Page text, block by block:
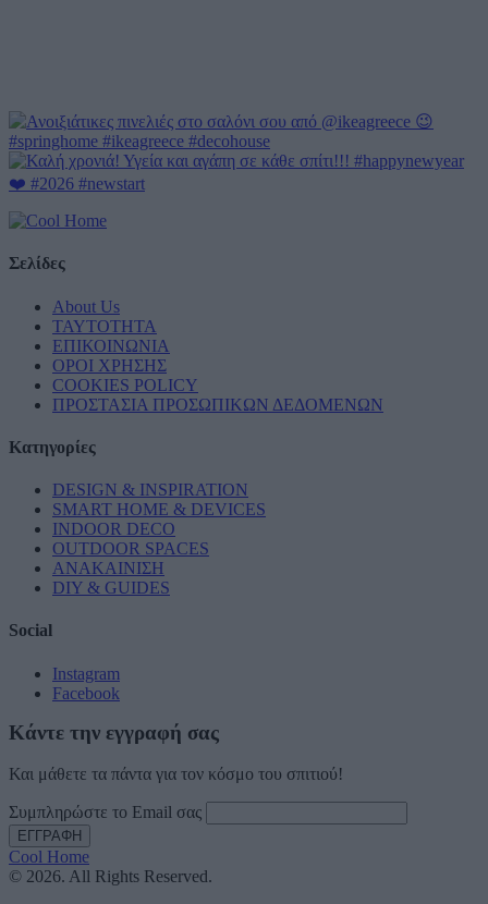
Σελίδες
About Us
ΤΑΥΤΟΤΗΤΑ
ΕΠΙΚΟΙΝΩΝΙΑ
ΟΡΟΙ ΧΡΗΣΗΣ
COOKIES POLICY
ΠΡΟΣΤΑΣΙΑ ΠΡΟΣΩΠΙΚΩΝ ΔΕΔΟΜΕΝΩΝ
Κατηγορίες
DESIGN & INSPIRATION
SMART HOME & DEVICES
INDOOR DECO
OUTDOOR SPACES
ΑΝΑΚΑΙΝΙΣΗ
DIY & GUIDES
Social
Instagram
Facebook
Κάντε την εγγραφή σας
Και μάθετε τα πάντα για τον κόσμο του σπιτιού!
Συμπληρώστε το Email σας
Cool Home
© 2026. All Rights Reserved.